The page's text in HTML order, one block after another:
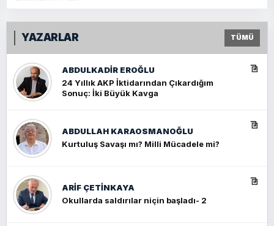
YAZARLAR TÜMÜ
ABDULKADIR EROĞLU
24 Yıllık AKP İktidarından Çıkardığım
Sonuç: İki Büyük Kavga
ABDULLAH KARAOSMANOĞLU
Kurtuluş Savaşı mı? Milli Mücadele mi?
ARIF ÇETİNKAYA
Okullarda saldırılar niçin başladı- 2